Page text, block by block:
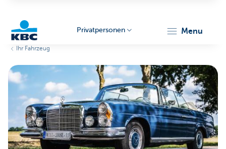
Particulieren
Privatpersonen menu
Ihr Fahrzeug